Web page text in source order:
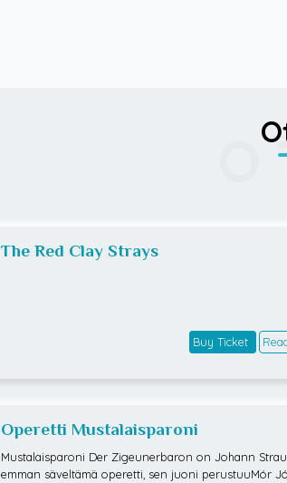
The Red Clay Strays
Buy Ticket
Operetti Mustalaisparoni
Mustalaisparoni Der Zigeunerbaron on Johann
emman säveltämä operetti, sen juoni perustuuMór